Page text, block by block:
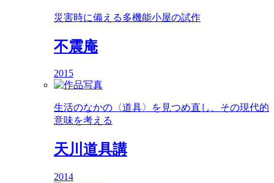
災害時に備える多機能小屋の試作
不震庵
2015
生活のなかの〈道具〉を見つめ直し、その現代的
意味を考える
天川道具講
2014